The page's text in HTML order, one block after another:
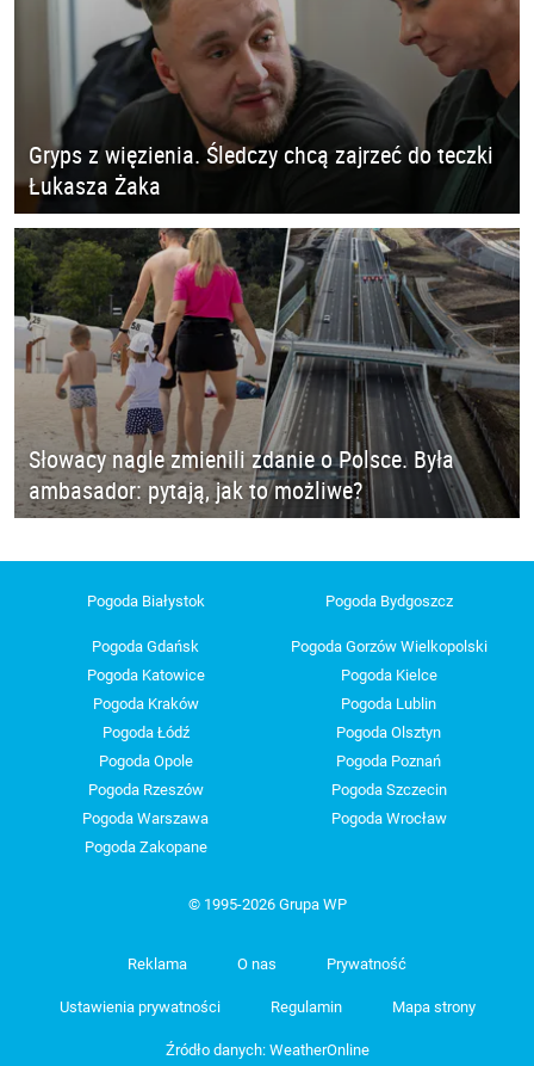
Gryps z więzienia. Śledczy chcą zajrzeć do teczki
Łukasza Żaka
Słowacy nagle zmienili zdanie o Polsce. Była
ambasador: pytają, jak to możliwe?
Pogoda Białystok Pogoda Bydgoszcz
Pogoda Gdańsk
Pogoda Gorzów Wielkopolski
Pogoda Katowice
Pogoda Kielce
Pogoda Kraków
Pogoda Lublin
Pogoda Łódź
Pogoda Olsztyn
Pogoda Opole
Pogoda Poznań
Pogoda Rzeszów
Pogoda Szczecin
Pogoda Warszawa
Pogoda Wrocław
Pogoda Zakopane
© 1995-2026 Grupa WP
Reklama O nas Prywatność
Ustawienia prywatności Regulamin Mapa strony
Źródło danych: WeatherOnline